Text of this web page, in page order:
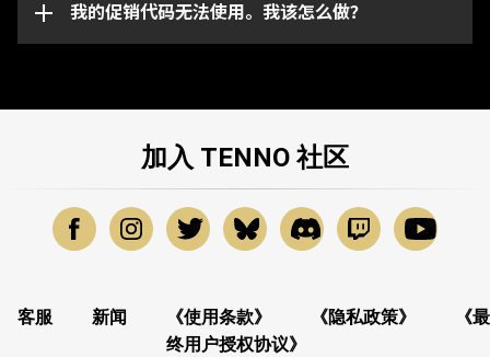
我的促销代码无法使用。我该怎么做？
的进一步协助，请向我们的客服团队提交请求。
加入 TENNO 社区
客服 新闻 《使用条款》 《隐私政策》
《最
终用户授权协议》